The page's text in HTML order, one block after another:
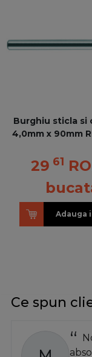
Burghiu sticla si
4,0mm x 90mm
29 61
Adauga
Ce spun